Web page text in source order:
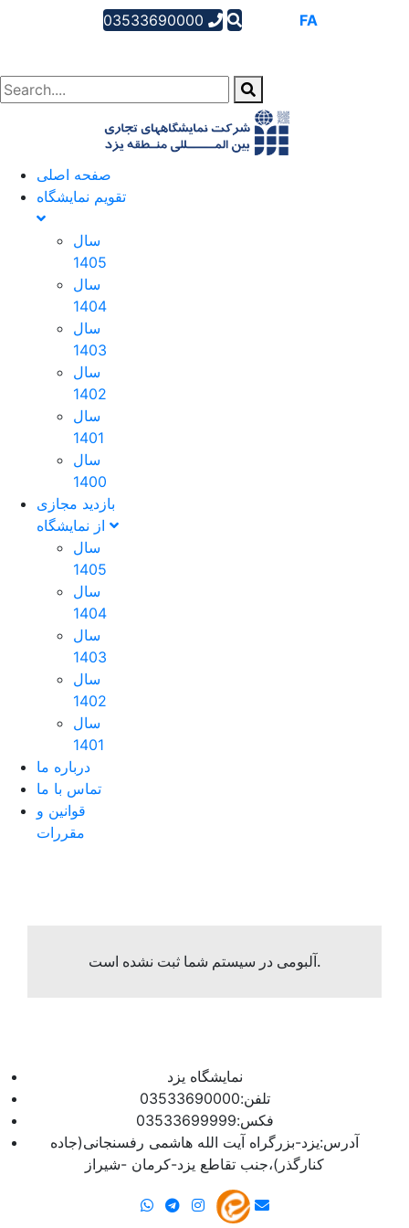
03533690000 FA
صفحه اصلی
تقویم نمایشگاه
سال
1405
سال
1404
سال
1403
سال
1402
سال
1401
سال
1400
بازدید مجازی
سال
1405
سال
1404
سال
1403
سال
1402
سال
1401
درباره ما
تماس با ما
قوانین و
مقررات
آلبومی در سیستم شما ثبت نشده است.
نمایشگاه یزد
تلفن:03533690000
فکس:03533699999
آدرس:یزد-بزرگراه آیت الله هاشمی رفسنجانی(جاده
کنارگذر)،جنب تقاطع یزد-کرمان -شیراز